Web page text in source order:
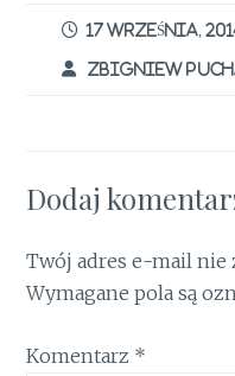
o
o
r
e
17 WRZEŚNIA,
ZBIGNIEW
Dodaj
Twój adres e-mail nie
Wymagane pola są
Komentarz *